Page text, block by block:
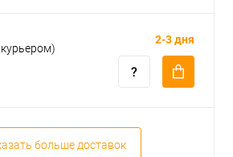
2-3 дня
больше доставок